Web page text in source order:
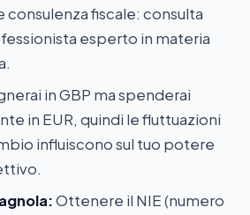
consulenza fiscale: consulta
esperto in materia
in GBP ma spenderai
in EUR, quindi le fluttuazioni
influiscono sul tuo potere
Ottenere il NIE (numero